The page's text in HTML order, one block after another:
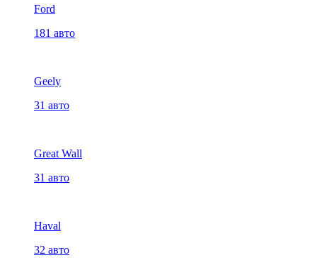
Ford
181 авто
Geely
31 авто
Great Wall
31 авто
Haval
32 авто